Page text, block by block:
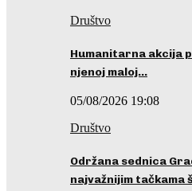
Društvo
Humanitarna akcija
njenoj maloj…
05/08/2026 19:08
Društvo
Održana sednica
najvažnijim tačkama